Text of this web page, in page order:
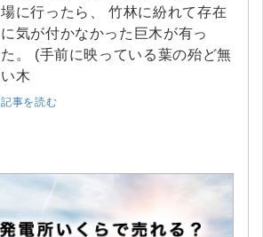
場に行ったら、 竹林に紛れて存在
に気が付かなかった巨木が有っ
た。 (手前に映っている葉の殆ど無
い木
記事を読む